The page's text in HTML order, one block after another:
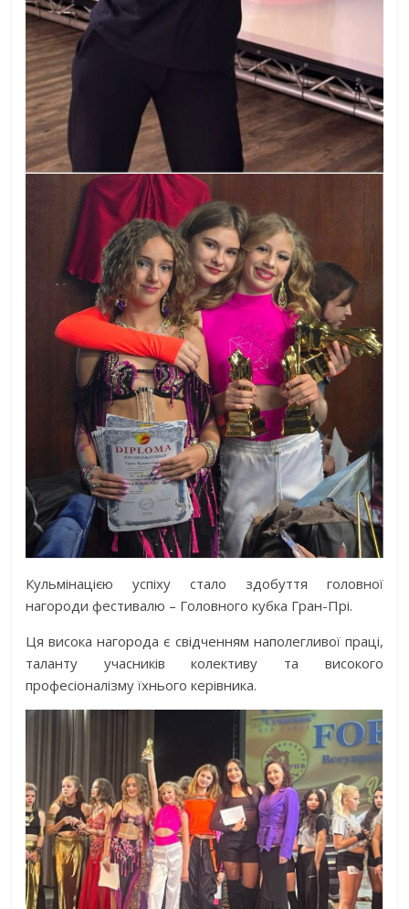
Кульмінацією успіху стало здобуття головної
нагороди фестивалю – Головного кубка Гран-Прі.
Ця висока нагорода є свідченням наполегливої праці,
таланту учасників колективу та високого
професіоналізму їхнього керівника.